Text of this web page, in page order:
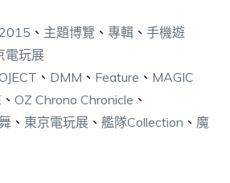
、 主題博覽 、 專輯、 手機遊
電玩展
、 DMM 、 Feature 、 MAGIC
、 OZ Chrono Chronicle 、
、 東京電玩展 、 艦隊Collection 、 魔